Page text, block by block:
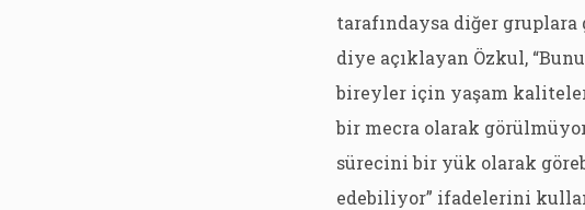
tarafındaysa diğer
diye açıklayan Özkul,
bireyler için yaşam
bir mecra olarak
sürecini bir yük olarak
edebiliyor” ifadelerini